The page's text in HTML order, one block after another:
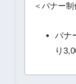
＜バナー
バナ
り